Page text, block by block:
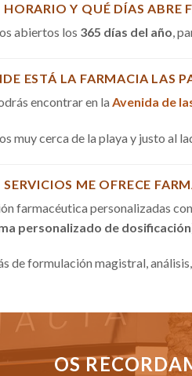
HORARIO Y QUÉ DÍAS ABRE
abiertos los 365 días del año,
ESTÁ LA FARMACIA LAS
encontrar en la Avenida de
muy cerca de la playa y justo al
SERVICIOS ME OFRECE
farmacéutica personalizadas
personalizado de dosificación
de formulación magistral,
OS